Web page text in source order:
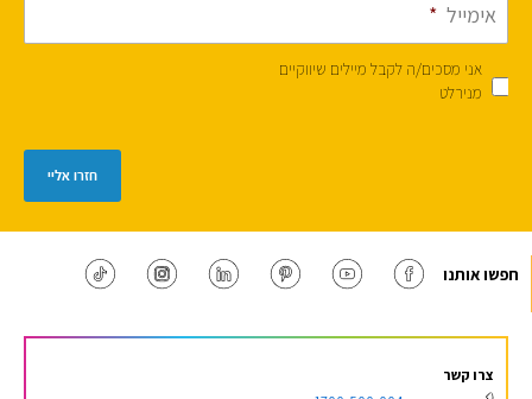
אימייל *
אני מסכים/ה לקבל מיילים שיווקיים
מנירלט
חזרו אליי
חפשו אותנו
צרו קשר